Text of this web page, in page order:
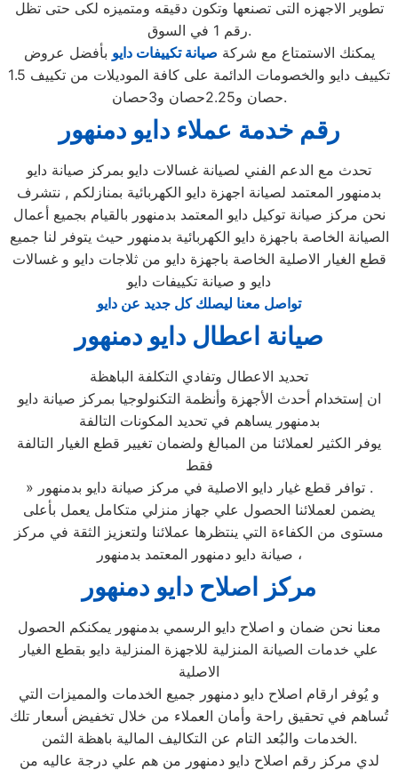
تطوير الاجهزه التى تصنعها وتكون دقيقه ومتميزه لكى حتى تظل
رقم 1 في السوق.
يمكنك الاستمتاع مع شركة صيانة تكييفات دايو بأفضل عروض
تكييف دايو والخصومات الدائمة على كافة الموديلات من تكييف 1.5
حصان و2.25حصان و3حصان.
رقم خدمة عملاء دايو دمنهور
تحدث مع الدعم الفني لصيانة غسالات دايو بمركز صيانة دايو
بدمنهور المعتمد لصيانة اجهزة دايو الكهربائية بمنازلكم , نتشرف
نحن مركز صيانة توكيل دايو المعتمد بدمنهور بالقيام بجميع أعمال
الصيانة الخاصة باجهزة دايو الكهربائية بدمنهور حيث يتوفر لنا جميع
قطع الغيار الاصلية الخاصة باجهزة دايو من ثلاجات دايو و غسالات
دايو و صيانة تكييفات دايو
تواصل معنا ليصلك كل جديد عن دايو
صيانة اعطال دايو دمنهور
تحديد الاعطال وتفادي التكلفة الباهظة
ان إستخدام أحدث الأجهزة وأنظمة التكنولوجيا بمركز صيانة دايو
بدمنهور يساهم في تحديد المكونات التالفة
يوفر الكثير لعملائنا من المبالغ ولضمان تغيير قطع الغيار التالفة
فقط
» توافر قطع غيار دايو الاصلية في مركز صيانة دايو بدمنهور .
يضمن لعملائنا الحصول علي جهاز منزلي متكامل يعمل بأعلى
مستوى من الكفاءة التي ينتظرها عملائنا ولتعزيز الثقة في مركز
صيانة دايو دمنهور المعتمد بدمنهور ،
مركز اصلاح دايو دمنهور
معنا نحن ضمان و اصلاح دايو الرسمي بدمنهور يمكنكم الحصول
علي خدمات الصيانة المنزلية للاجهزة المنزلية دايو بقطع الغيار
الاصلية
و يُوفر ارقام اصلاح دايو دمنهور جميع الخدمات والمميزات التي
تُساهم في تحقيق راحة وأمان العملاء من خلال تخفيض أسعار تلك
الخدمات والبُعد التام عن التكاليف المالية باهظة الثمن.
لدي مركز رقم اصلاح دايو دمنهور من هم علي درجة عاليه من